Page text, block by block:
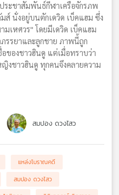
ะชาสัมพันธ์กีฬาเครือจักรภพ
ส์ นั่งอยู่บนตักเดวิด เบ็คแฮม ซึ่ง
เหศวร" โดยมีเดวิด เบ็คแฮม
รรยาและลูกชาย ภาพนี้ถูก
อของชาวฮินดู แต่เมื่อทราบว่า
งชาวฮินดู ทุกคนจึงคลายความ
สมปอง ดวงไสว
แหล่งโบราณคดี
สมปอง ดวงไสว